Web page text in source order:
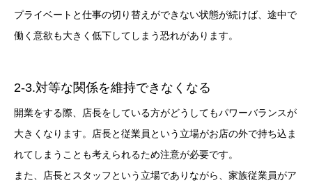
プライベートと仕事の切り替えができない状態が続けば、途中で
働く意欲も大きく低下してしまう恐れがあります。
2-3.対等な関係を維持できなくなる
開業をする際、店長をしている方がどうしてもパワーバランスが
大きくなります。店長と従業員という立場がお店の外で持ち込ま
れてしまうことも考えられるため注意が必要です。
また、店長とスタッフという立場でありながら、家族従業員がア